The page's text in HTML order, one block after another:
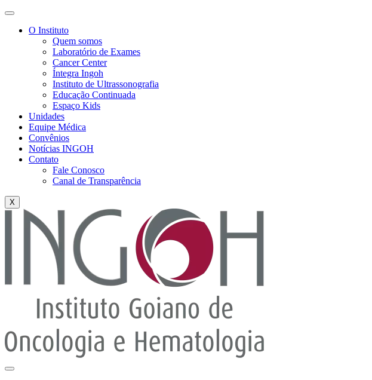
O Instituto
Quem somos
Laboratório de Exames
Cancer Center
Íntegra Ingoh
Instituto de Ultrassonografia
Educação Continuada
Espaço Kids
Unidades
Equipe Médica
Convênios
Notícias INGOH
Contato
Fale Conosco
Canal de Transparência
X